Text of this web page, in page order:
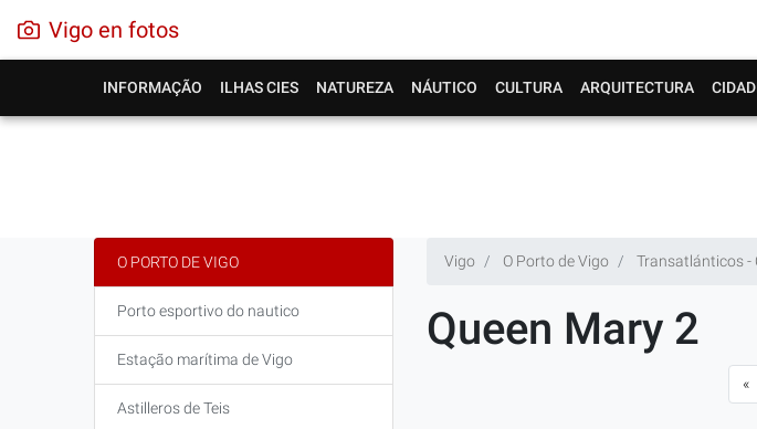
Vigo en fotos
INFORMAÇÃO ILHAS CIES NATUREZA NÁUTICO CULTURA ARQUITECTURA
Vigo O Porto de Vigo Transatlánticos -
Queen Mary 2
«
O PORTO DE VIGO
Porto esportivo do nautico
Estação marítima de Vigo
Astilleros de Teis